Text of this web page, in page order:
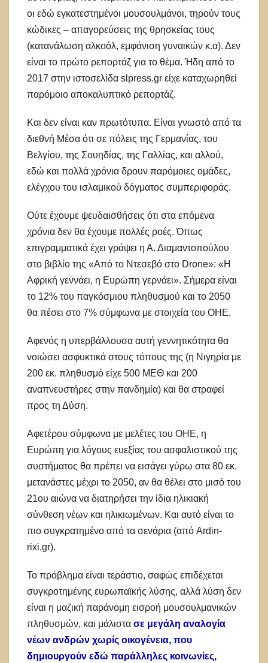
οι εδώ εγκατεστημένοι μουσουλμάνοι, τηρούν τους
κώδικες – απαγορεύσεις της θρησκείας τους
(κατανάλωση αλκοόλ, εμφάνιση γυναικών κ.α). Δεν
είναι το πρώτο ρεπορτάζ για το θέμα. Ήδη από το
2017 στην ιστοσελίδα slpress.gr είχε καταχωρηθεί
παρόμοιο αποκαλυπτικό ρεπορτάζ.
Και δεν είναι καν πρωτότυπα. Είναι γνωστό από τα
διεθνή Μέσα ότι σε πόλεις της Γερμανίας, του
Βελγίου, της Σουηδίας, της Γαλλίας, και αλλού,
εδώ και πολλά χρόνια δρουν παρόμοιες ομάδες,
ελέγχου του ισλαμικού δόγματος συμπεριφοράς.
Ούτε έχουμε ψευδαισθήσεις ότι στα επόμενα
χρόνια δεν θα έχουμε πολλές ροές. Όπως
επιγραμματικά έχει γράψει η Α. Διαμαντοπούλου
στο βιβλίο της «Από το Ντεσεβό στο Drone»: «Η
Αφρική γεννάει, η Ευρώπη γερνάει». Σήμερα είναι
το 12% του παγκόσμιου πληθυσμού και το 2050
θα πέσει στο 7% σύμφωνα με στοιχεία του ΟΗΕ.
Αφενός η υπερβάλλουσα αυτή γεννητικότητα θα
νοιώσει ασφυκτικά στους τόπους της (η Νιγηρία με
200 εκ. πληθυσμό είχε 500 ΜΕΘ και 200
αναπνευστήρες στην πανδημία) και θα στραφεί
προς τη Δύση.
Αφετέρου σύμφωνα με μελέτες του ΟΗΕ, η
Ευρώπη για λόγους ευεξίας του ασφαλιστικού της
συστήματος θα πρέπει να εισάγει γύρω στα 80 εκ.
μετανάστες μέχρι το 2050, αν θα θέλει στο μισό του
21ου αιώνα να διατηρήσει την ίδια ηλικιακή
σύνθεση νέων και ηλικιωμένων. Και αυτό είναι το
πιο συγκρατημένο από τα σενάρια (από Ardin-
rixi.gr).
Το πρόβλημα είναι τεράστιο, σαφώς επιδέχεται
συγκροτημένης ευρωπαϊκής λύσης, αλλά λύση δεν
είναι η μαζική παράνομη εισροή μουσουλμανικών
πληθυσμών, και μάλιστα σε μεγάλη αναλογία
νέων ανδρών χωρίς οικογένεια, που
δημιουργούν εδώ παράλληλες κοινωνίες,